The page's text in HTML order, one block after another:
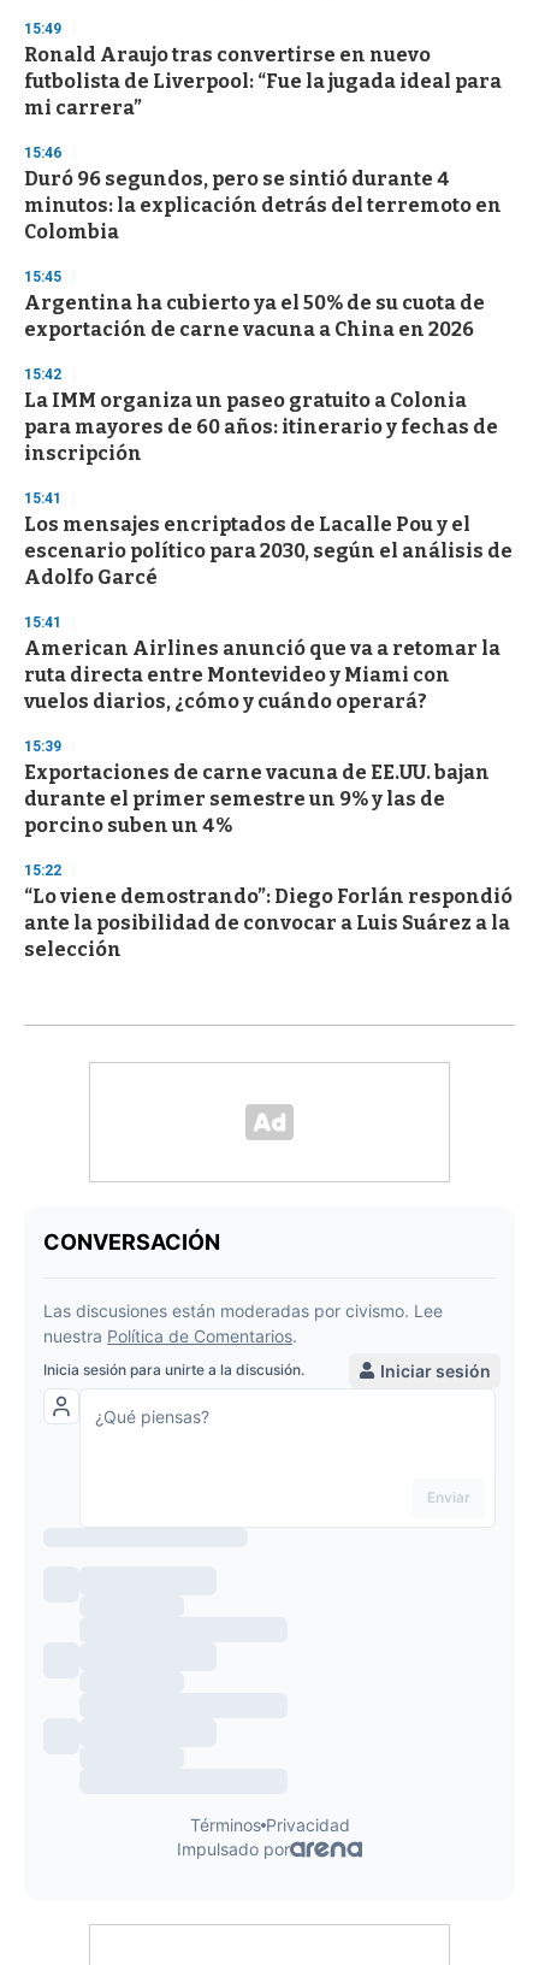
d
s
o
f
3
s
e
c
o
n
15:49
Ronald Araujo tras convertirse en nuevo
futbolista de Liverpool: “Fue la jugada ideal para
mi carrera”
15:46
Duró 96 segundos, pero se sintió durante 4
minutos: la explicación detrás del terremoto en
Colombia
15:45
Argentina ha cubierto ya el 50% de su cuota de
exportación de carne vacuna a China en 2026
15:42
La IMM organiza un paseo gratuito a Colonia
para mayores de 60 años: itinerario y fechas de
inscripción
15:41
Los mensajes encriptados de Lacalle Pou y el
escenario político para 2030, según el análisis de
Adolfo Garcé
15:41
American Airlines anunció que va a retomar la
ruta directa entre Montevideo y Miami con
vuelos diarios, ¿cómo y cuándo operará?
15:39
Exportaciones de carne vacuna de EE.UU. bajan
durante el primer semestre un 9% y las de
porcino suben un 4%
15:22
“Lo viene demostrando”: Diego Forlán respondió
ante la posibilidad de convocar a Luis Suárez a la
selección